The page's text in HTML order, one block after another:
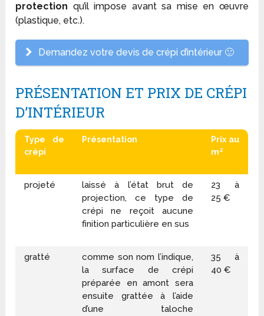
protection qu’il impose avant sa mise en œuvre
(plastique, etc.).
Demandez votre devis de crépi d’intérieur 🙂
PRÉSENTATION ET PRIX DE CRÉPI
D’INTÉRIEUR
Type de
crépi
Présentation
Prix au
m²
projeté
laissé à l’état brut de
projection, ce type de
crépi ne reçoit aucune
finition particulière en sus
23 à
25 €
gratté
comme son nom l’indique,
la surface de crépi
préparée en amont sera
ensuite grattée à l’aide
d’une taloche
35 à
40 €